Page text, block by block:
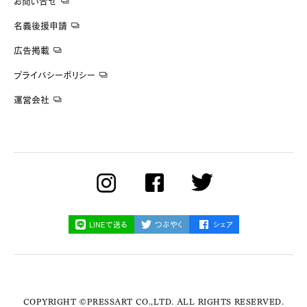
名義後援申請
広告掲載
プライバシーポリシー
運営会社
LINEで送る つぶやく シェア
COPYRIGHT ©PRESSART CO.,LTD. ALL RIGHTS RESERVED.